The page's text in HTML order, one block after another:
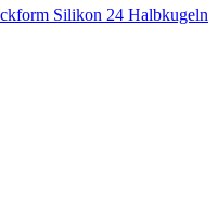
Silikon 24 Halbkugeln